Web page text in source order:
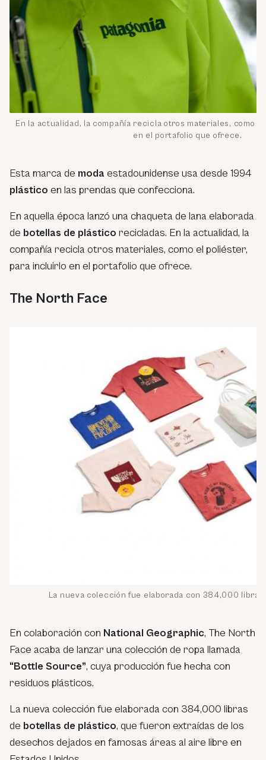
En la actualidad, la compañía recicla otros materiales, como
en el portafolio que ofrece.
Esta marca de moda estadounidense usa desde 1994
plástico en las prendas que confecciona.
En aquella época lanzó una chaqueta de lana elaborada
de botellas de plástico recicladas. En la actualidad, la
compañía recicla otros materiales, como el poliéster,
para incluirlo en el portafolio que ofrece.
The North Face
La nueva colección fue elaborada con 384,000
En colaboración con National Geographic, The North
Face acaba de lanzar una colección de ropa llamada
“Bottle Source”, cuya producción fue hecha con
residuos plásticos.
La nueva colección fue elaborada con 384,000 libras
de botellas de plástico, que fueron extraídas de los
desechos dejados en famosas áreas al aire libre en